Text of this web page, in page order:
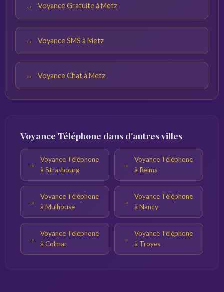
Voyance Gratuite à Metz
Voyance SMS à Metz
Voyance Chat à Metz
Voyance Téléphone dans d'autres villes
Voyance Téléphone
à Strasbourg
Voyance Téléphone
à Reims
Voyance Téléphone
à Mulhouse
Voyance Téléphone
à Nancy
Voyance Téléphone
à Colmar
Voyance Téléphone
à Troyes